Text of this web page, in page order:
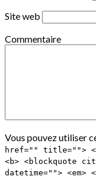
Site web
Commentaire
Vous pouvez utiliser
href="" title="">
<b> <blockquote
datetime="">